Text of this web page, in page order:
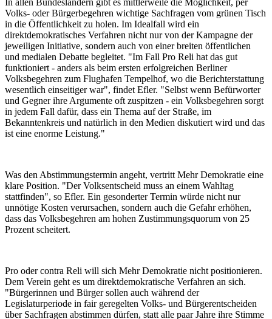
Volks- oder Bürgerbegehren wichtige Sachfragen vom grünen Tisch
in die Öffentlichkeit zu holen. Im Idealfall wird ein
direktdemokratisches Verfahren nicht nur von der Kampagne der
jeweiligen Initiative, sondern auch von einer breiten öffentlichen
und medialen Debatte begleitet. "Im Fall Pro Reli hat das gut
funktioniert - anders als beim ersten erfolgreichen Berliner
Volksbegehren zum Flughafen Tempelhof, wo die Berichterstattung
wesentlich einseitiger war", findet Efler. "Selbst wenn Befürworter
und Gegner ihre Argumente oft zuspitzen - ein Volksbegehren sorgt
in jedem Fall dafür, dass ein Thema auf der Straße, im
Bekanntenkreis und natürlich in den Medien diskutiert wird und das
ist eine enorme Leistung."
Was den Abstimmungstermin angeht, vertritt Mehr Demokratie eine
klare Position. "Der Volksentscheid muss an einem Wahltag
stattfinden", so Efler. Ein gesonderter Termin würde nicht nur
unnötige Kosten verursachen, sondern auch die Gefahr erhöhen,
dass das Volksbegehren am hohen Zustimmungsquorum von 25
Prozent scheitert.
Pro oder contra Reli will sich Mehr Demokratie nicht positionieren.
Dem Verein geht es um direktdemokratische Verfahren an sich.
"Bürgerinnen und Bürger sollen auch während der
Legislaturperiode in fair geregelten Volks- und Bürgerentscheiden
über Sachfragen abstimmen dürfen, statt alle paar Jahre ihre Stimme